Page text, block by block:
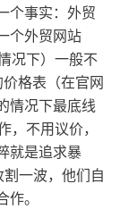
个事实：外贸
个外贸网站
况下）一般不
格表（在官网
情况下最底线
不用议价，
就是追求暴
一波，他们自
。